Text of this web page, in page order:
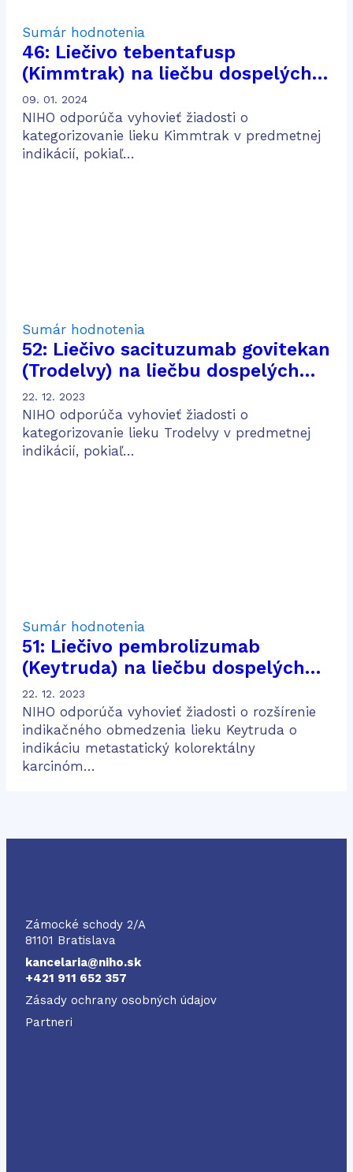
Sumár hodnotenia
46: Liečivo tebentafusp
(Kimmtrak) na liečbu dospelých
pacientov s neresekovateľným
alebo metastatickým uveálnym
melanómom
09. 01. 2024
NIHO odporúča vyhovieť žiadosti o
kategorizovanie lieku Kimmtrak v predmetnej
indikácií, pokiaľ…
Sumár hodnotenia
52: Liečivo sacituzumab govitekan
(Trodelvy) na liečbu dospelých
pacientov s pokročilým trojito
negatívnym karcinómom prsníka,
ktorí podstúpili dve alebo viac
systémových terapií
22. 12. 2023
NIHO odporúča vyhovieť žiadosti o
kategorizovanie lieku Trodelvy v predmetnej
indikácií, pokiaľ…
Sumár hodnotenia
51: Liečivo pembrolizumab
(Keytruda) na liečbu dospelých
pacientov s metastatickým
kolorektálnym karcinómom
22. 12. 2023
NIHO odporúča vyhovieť žiadosti o rozšírenie
indikačného obmedzenia lieku Keytruda o
indikáciu metastatický kolorektálny
karcinóm…
NIHO
Zámocké schody 2/A
81101 Bratislava
kancelaria@niho.sk
+421 911 652 357
Zásady ochrany osobných údajov
Partneri